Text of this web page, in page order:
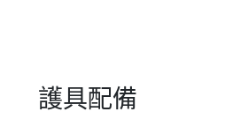
護具配備